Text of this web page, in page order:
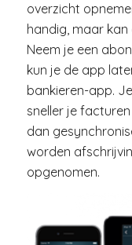
overzicht
handig, maar
Neem je een
kun je de app
bankieren-app.
sneller je
dan
worden
opgenomen.